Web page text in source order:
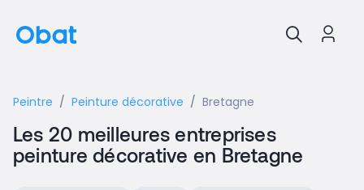
Peintre Peinture décorative Bretagne
Les 20 meilleures entreprises
peinture décorative en Bretagne